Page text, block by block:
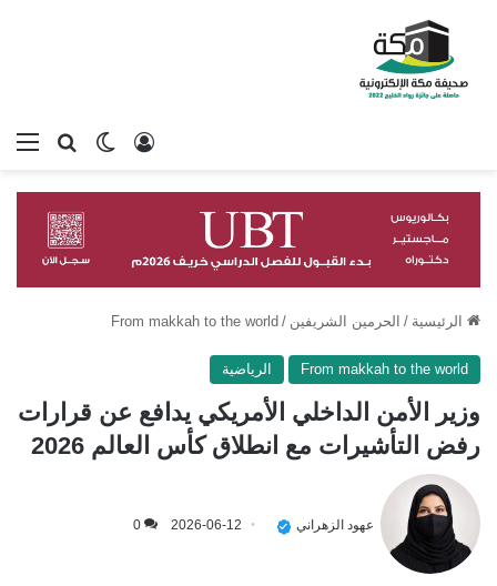
بحثالوضع
تسجيل الدخول
الرئيسية / الحرمين الشريفين /
From makkah to the world
From makkah to the world الرياضية
وزير الأمن الداخلي الأمريكي يدافع عن قرارات
رفض التأشيرات مع انطلاق كأس العالم 2026
عهود الزهراني 2026-06-12
0